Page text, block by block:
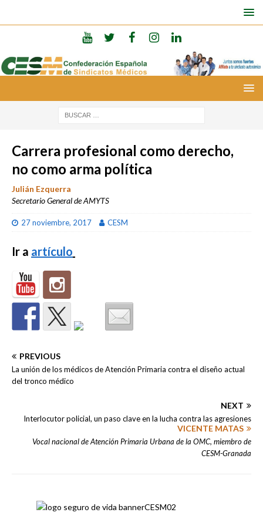
Carrera profesional como derecho,
no como arma política
Julián Ezquerra
Secretario General de AMYTS
27 noviembre, 2017 CESM
Ir a artículo
PREVIOUS
La unión de los médicos de Atención Primaria contra el diseño actual
del tronco médico
NEXT
Interlocutor policial, un paso clave en la lucha contra las agresiones
VICENTE MATAS
Vocal nacional de Atención Primaria Urbana de la OMC, miembro de
CESM-Granada